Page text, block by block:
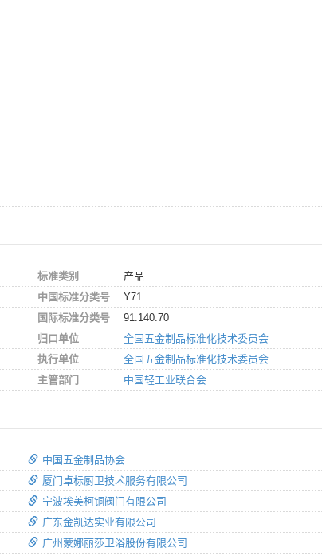
标准类别
产品
中国标准分类号
Y71
国际标准分类号
91.140.70
归口单位
全国五金制品标准化技术委员会
执行单位
全国五金制品标准化技术委员会
主管部门
中国轻工业联合会
中国五金制品协会
厦门卓标厨卫技术服务有限公司
宁波埃美柯铜阀门有限公司
广东金凯达实业有限公司
广州蒙娜丽莎卫浴股份有限公司